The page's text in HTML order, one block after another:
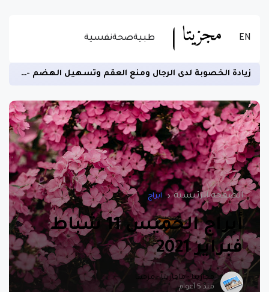
EN طبيةصحةنفسية
زيادة الخصوبة لدى الرجال ومنع العقم وتسهيل الهضم -اقرأ المزيد عن الاستخدام الصحيح للسمسم
الصفحة الرئيسية ابراج
أبراج الخميس 11 شباط
فبراير 2021
مجازيتا - ماجازيتا - مزجيتا
منذ 5 أعوام